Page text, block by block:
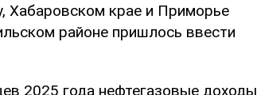
Хабаровском крае и Приморье
районе пришлось ввести
2025 года нефтегазовые доходы